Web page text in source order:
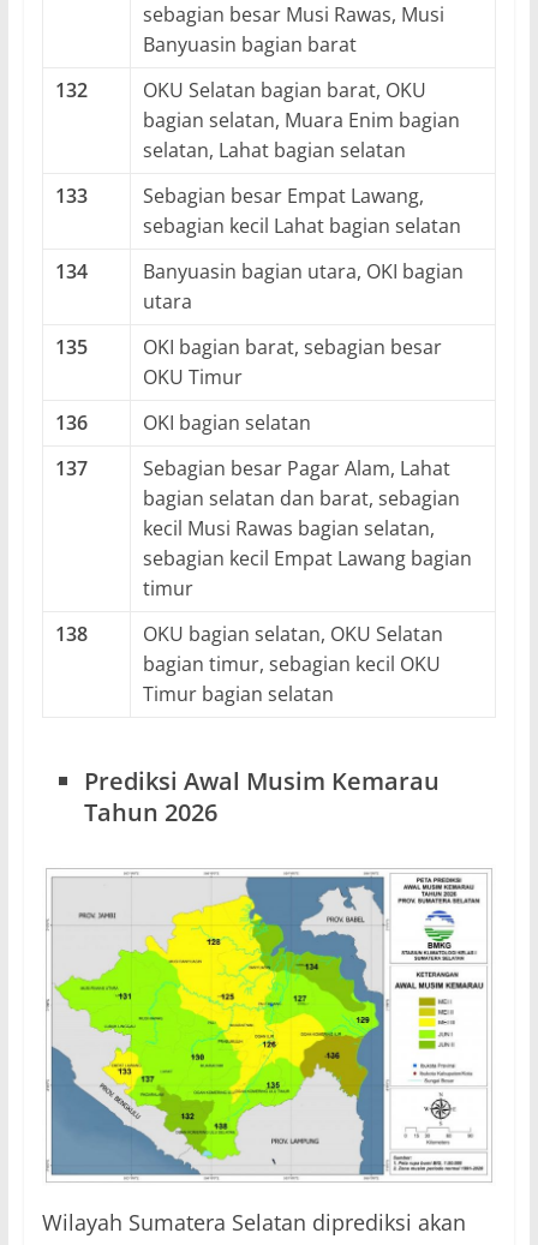
sebagian besar Musi Rawas, Musi
Banyuasin bagian barat
132
OKU Selatan bagian barat, OKU
bagian selatan, Muara Enim bagian
selatan, Lahat bagian selatan
133
Sebagian besar Empat Lawang,
sebagian kecil Lahat bagian selatan
134
Banyuasin bagian utara, OKI bagian
utara
135
OKI bagian barat, sebagian besar
OKU Timur
136
OKI bagian selatan
137
Sebagian besar Pagar Alam, Lahat
bagian selatan dan barat, sebagian
kecil Musi Rawas bagian selatan,
sebagian kecil Empat Lawang bagian
timur
138
OKU bagian selatan, OKU Selatan
bagian timur, sebagian kecil OKU
Timur bagian selatan
Prediksi Awal Musim Kemarau
Tahun 2026
Wilayah Sumatera Selatan diprediksi akan